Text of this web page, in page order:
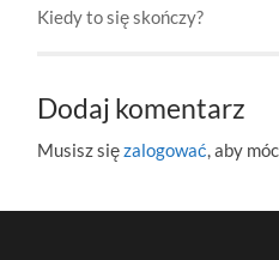
Kiedy to się skończy?
Dodaj komentarz
Musisz sięzalogować, aby